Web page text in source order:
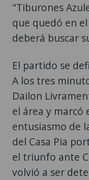
"Tiburones
que quedó en
deberá buscar
El partido se
A los tres
Dailon
el área y marcó
entusiasmo de
del Casa Pia
el triunfo ante
volvió a ser